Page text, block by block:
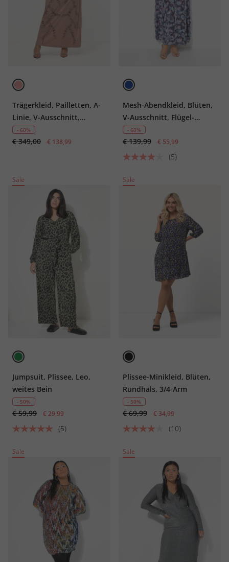
Trägerkleid, Pailletten, A-
Linie, V-Ausschnitt,
ärmellos
- 60%
€ 349,00 € 138,99
Mesh-Abendkleid, Blüten,
V-Ausschnitt, Flügel-
Halbarm
- 60%
€ 139,99 € 55,99
(5)
Sale
Jumpsuit, Plissee, Leo,
weites Bein
- 50%
€ 59,99 € 29,99
(5)
Sale
Plissee-Minikleid, Blüten,
Rundhals, 3/4-Arm
- 50%
€ 69,99 € 34,99
(10)
Sale Sale